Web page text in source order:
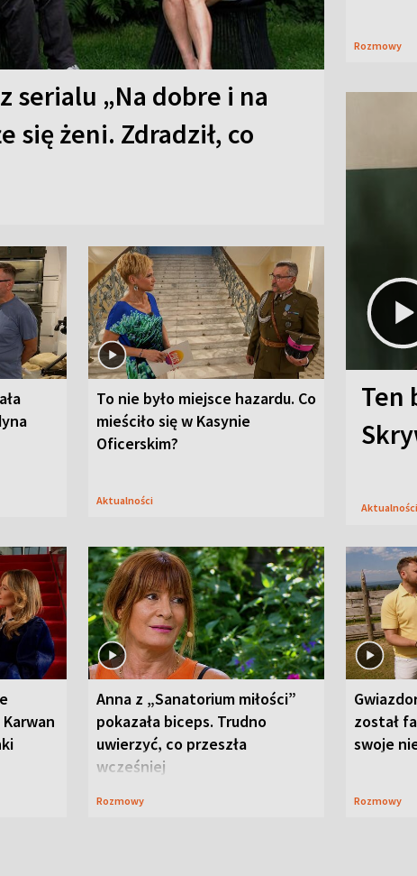
serialu „Na dobre i na
się żeni. Zdradził, co
Rozmowy
To nie było miejsce hazardu. Co
mieściło się w Kasynie
Oficerskim?
Aktualności
Ten
Aktualności
Anna z „Sanatorium miłości”
pokazała biceps. Trudno
uwierzyć, co przeszła
wcześniej
Rozmowy
został
swoje
Rozmowy